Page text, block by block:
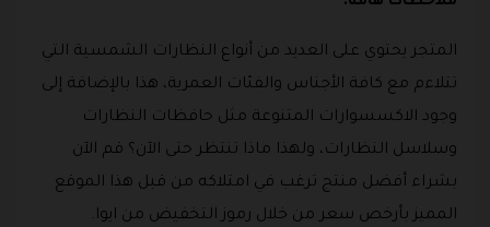
المتجر يحتوي على العديد من أنواع النظارات الشمسية التي
تتلاءم مع كافة الأجناس والفئات العمرية، هذا بالإضافة إلى
وجود الاكسسوارات المتنوعة مثل حافظات النظارات
وسلاسل النظارات، ولهذا ماذا تنتظر حتى الآن؟ قم الآن
بشراء أفضل منتج ترغب في امتلاكه من قبل هذا الموقع
المميز بأرخص سعر من خلال رموز التخفيض من ايوا.